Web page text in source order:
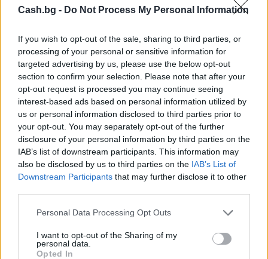
Cash.bg - Do Not Process My Personal Information
If you wish to opt-out of the sale, sharing to third parties, or
processing of your personal or sensitive information for
targeted advertising by us, please use the below opt-out
section to confirm your selection. Please note that after your
opt-out request is processed you may continue seeing
interest-based ads based on personal information utilized by
us or personal information disclosed to third parties prior to
your opt-out. You may separately opt-out of the further
disclosure of your personal information by third parties on the
IAB’s list of downstream participants. This information may
also be disclosed by us to third parties on the IAB’s List of
Downstream Participants that may further disclose it to other
Personal Data Processing Opt Outs
I want to opt-out of the Sharing of my
personal data.
Opted In
03.08.2026 / 18:36
Хакери удариха бизнес-база данни в
Лихтенщайн
03.08.2026 / 14:30